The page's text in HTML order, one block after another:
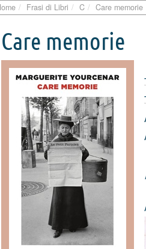
Frasi di Libri C Care memorie
Care memorie